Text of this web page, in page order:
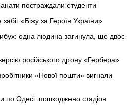
постраждали студенти
«Біжу за Героїв України»
одна людина загинула, ще двоє
російського дрону «Гербера»
«Нової пошти» вигнали
по Одесі: пошкоджено стадіон